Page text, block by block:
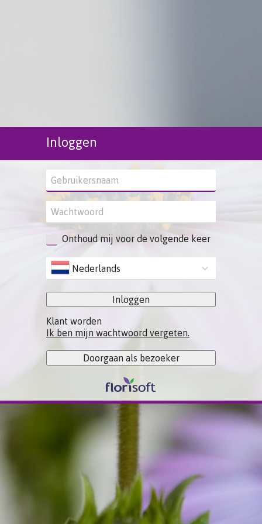
Inloggen
Onthoud mij voor de volgende keer
Nederlands
Inloggen
Klant worden
Ik ben mijn wachtwoord vergeten.
Doorgaan als bezoeker